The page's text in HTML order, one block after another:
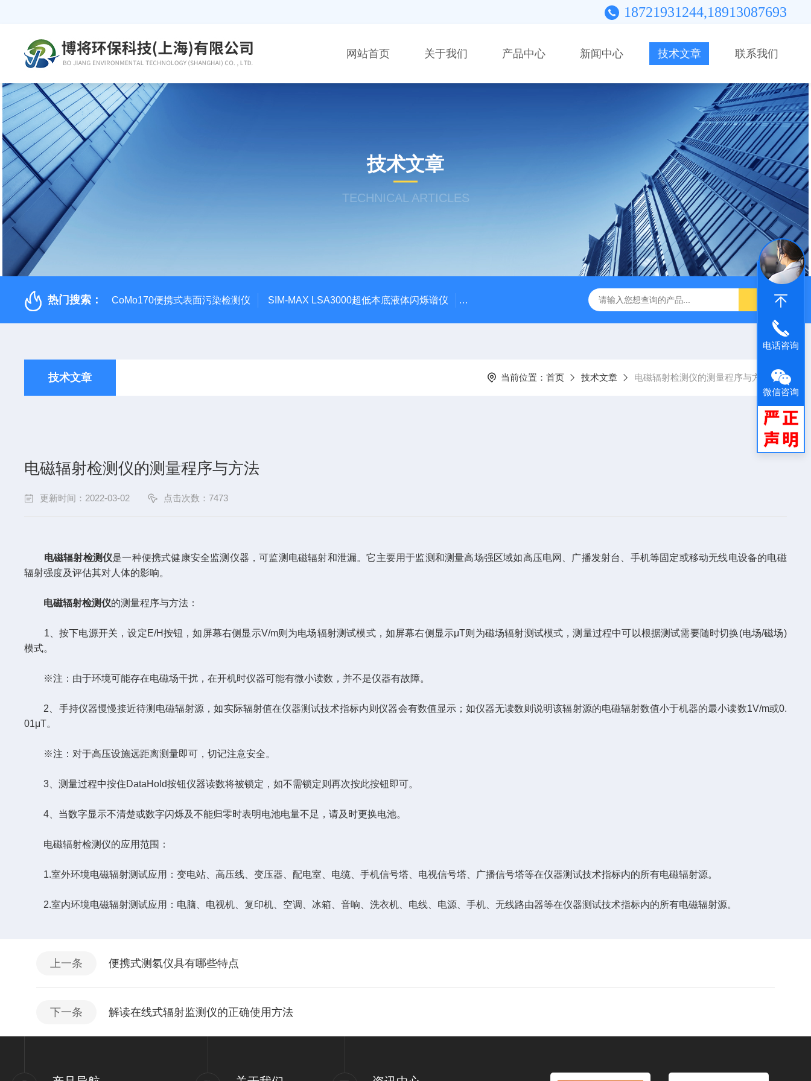
18721931244,18913087693
网站首页 关于我们 产品中心 新闻中心 技术文章 联系我们
技术文章
TECHNICAL ARTICLES
热门搜索： CoMo170便携式表面污染检测仪 SIM-MAX LSA3000超低本底液体闪烁谱仪 LSC-8000液闪仪实验分析设备 手持式背散射检查仪 中子个人剂量报警仪
技术文章 当前位置： 首页 技术文章 电磁辐射检测仪的测量程序与方法
电磁辐射检测仪的测量程序与方法
更新时间：2022-03-02 点击次数：7473
电磁辐射检测仪是一种便携式健康安全监测仪器，可监测电磁辐射和泄漏。它主要用于监测和测量高场强区域如高压电网、广播发射台、手机等固定或移动无线电设备的电磁
辐射强度及评估其对人体的影响。
电磁辐射检测仪的测量程序与方法：
1、按下电源开关，设定E/H按钮，如屏幕右侧显示V/m则为电场辐射测试模式，如屏幕右侧显示μT则为磁场辐射测试模式，测量过程中可以根据测试需要随时切换(电场/磁场)
模式。
※注：由于环境可能存在电磁场干扰，在开机时仪器可能有微小读数，并不是仪器有故障。
2、手持仪器慢慢接近待测电磁辐射源，如实际辐射值在仪器测试技术指标内则仪器会有数值显示；如仪器无读数则说明该辐射源的电磁辐射数值小于机器的最小读数1V/m或0.
01μT。
※注：对于高压设施远距离测量即可，切记注意安全。
3、测量过程中按住DataHold按钮仪器读数将被锁定，如不需锁定则再次按此按钮即可。
4、当数字显示不清楚或数字闪烁及不能归零时表明电池电量不足，请及时更换电池。
电磁辐射检测仪的应用范围：
1.室外环境电磁辐射测试应用：变电站、高压线、变压器、配电室、电缆、手机信号塔、电视信号塔、广播信号塔等在仪器测试技术指标内的所有电磁辐射源。
2.室内环境电磁辐射测试应用：电脑、电视机、复印机、空调、冰箱、音响、洗衣机、电线、电源、手机、无线路由器等在仪器测试技术指标内的所有电磁辐射源。
上一条 便携式测氡仪具有哪些特点
下一条 解读在线式辐射监测仪的正确使用方法
电话咨询
微信咨询